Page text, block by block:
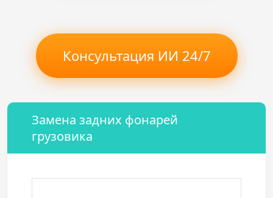
Консультация ИИ 24/7
Замена задних фонарей
грузовика